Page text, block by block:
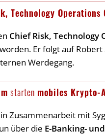
Technology Operations
Chief Risk, Technology
Er folgt auf
Werdegang.
starten mobiles Krypto-
Zusammenarbeit mit
über die E-Banking-